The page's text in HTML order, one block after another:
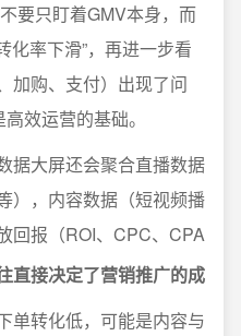
要只盯着GMV本身，而
化率下滑”，再进一步看
加购、支付）出现了问
效运营的基础。
据大屏还会聚合直播数据
），内容数据（短视频播
回报（ROI、CPC、CPA
直接决定了营销推广的成
单转化低，可能是内容与